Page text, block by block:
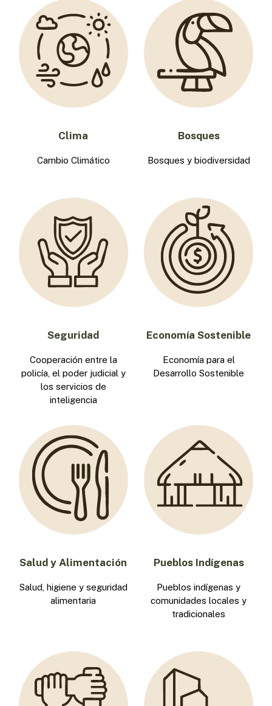
Clima
Cambio Climático
Bosques
Bosques y biodiversidad
Seguridad
Cooperación entre la
policía, el poder judicial y
los servicios de
inteligencia
Economía Sostenible
Economía para el
Desarrollo Sostenible
Salud y Alimentación
Salud, higiene y seguridad
alimentaria
Pueblos Indígenas
Pueblos indígenas y
comunidades locales y
tradicionales